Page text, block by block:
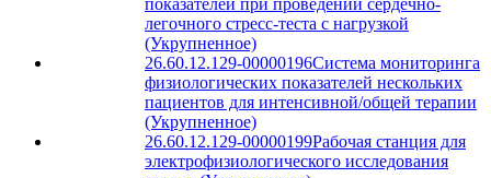
показателей при проведении сердечно-
легочного стресс-теста с нагрузкой
(Укрупненное)
26.60.12.129-00000196Система мониторинга
физиологических показателей нескольких
пациентов для интенсивной/общей терапии
(Укрупненное)
26.60.12.129-00000199Рабочая станция для
электрофизиологического исследования